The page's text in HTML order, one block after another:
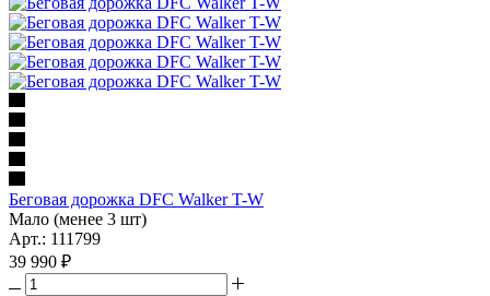
Беговая дорожка DFC Walker T-W
Мало (менее 3 шт)
Арт.: 111799
39 990 ₽